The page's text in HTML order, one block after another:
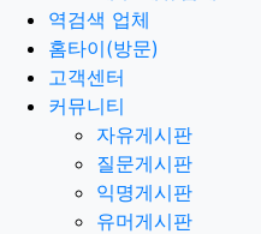
역검색 업체
홈타이(방문)
고객센터
커뮤니티
자유게시판
질문게시판
익명게시판
유머게시판